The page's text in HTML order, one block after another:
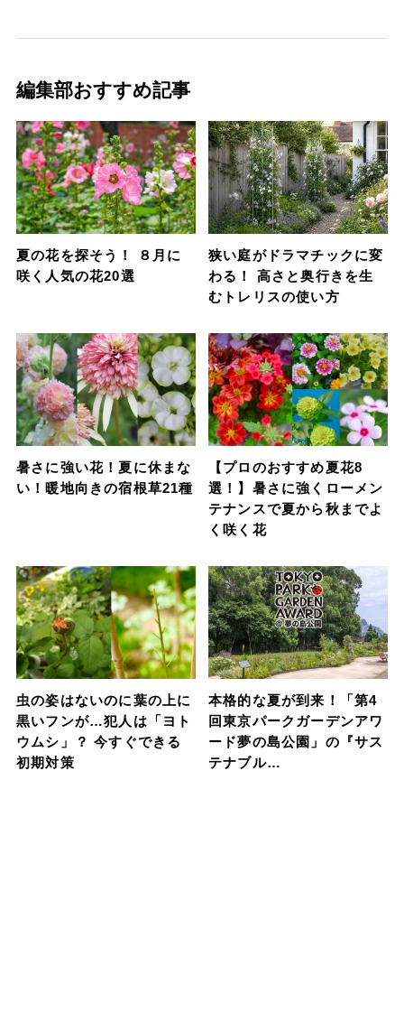
編集部おすすめ記事
夏の花を探そう！ ８月に
咲く人気の花20選
狭い庭がドラマチックに変
わる！ 高さと奥行きを生
むトレリスの使い方
暑さに強い花！夏に休まな
い！暖地向きの宿根草21種
【プロのおすすめ夏花8
選！】暑さに強くローメン
テナンスで夏から秋までよ
く咲く花
虫の姿はないのに葉の上に
黒いフンが…犯人は「ヨト
ウムシ」？ 今すぐできる
初期対策
本格的な夏が到来！「第4
回東京パークガーデンアワ
ード夢の島公園」の『サス
テナブル…